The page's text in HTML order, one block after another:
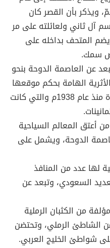
ويذكر بأن القصر كان
آل ثاني ولعائلته على مر
المتحف بداخله على
سمك.
عن العاصمة الدوحة بنحو
الأثرية الهامة بحكم موقعها
في قلب قلعة قديمة مشيدة منذ عام 1938م والتي كانت
من أعتق المعالم السياحية
الدوحة، ويشمل على
لها عدد من المنافذ
السعودي، وتبعد عن
من الكثبان الرملية
الشاطئ الرملي، وتحتضن
شواطئ الخليج العربي.